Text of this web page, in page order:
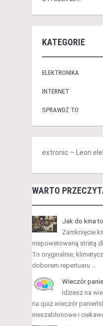
KATEGORIE
ELEKTRONIKA
INTERNET
SPRAWDŹ TO
extronic – Leon
WARTO
Jak do kina
Zamknięcie
niepowetowaną stratą
To oryginalnie,
doborem repertuaru …
Wieczór
Idziesz na
na quiz wieczór
nieszablonowe i